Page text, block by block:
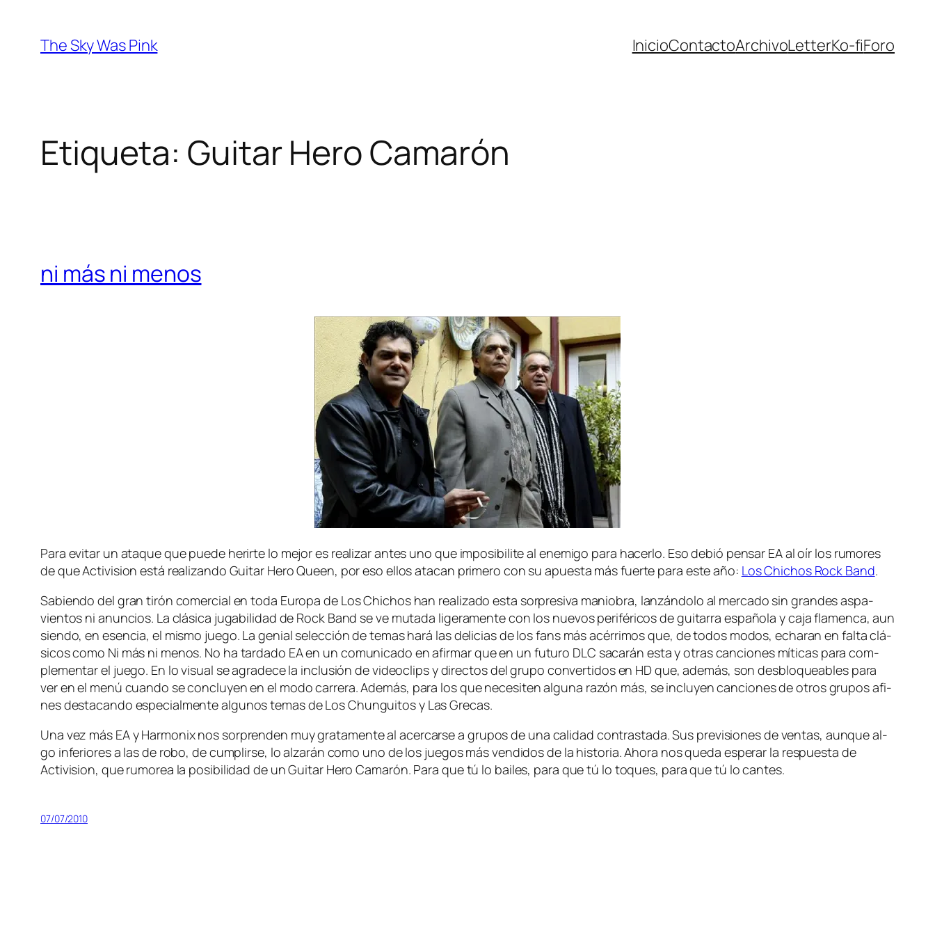
contenido
The Sky Was Pink InicioContactoArchivoLetterKo-fiForo
Etiqueta: Guitar Hero Camarón
ni más ni menos
Para evi­tar un ata­que que pue­de he­rir­te lo me­jor es rea­li­zar an­tes uno que im­po­si­bi­li­te al enemi­go pa­ra ha­cer­lo. Eso de­bió pen­sar EA al oír los ru­mo­res
de que Activision es­tá rea­li­zan­do Guitar Hero Queen, por eso ellos ata­can pri­me­ro con su apues­ta más fuer­te pa­ra es­te año: Los Chichos Rock Band.
Sabiendo del gran ti­rón co­mer­cial en to­da Europa de Los Chichos han rea­li­za­do es­ta sor­pre­si­va ma­nio­bra, lan­zán­do­lo al mer­ca­do sin gran­des as­pa­
vien­tos ni anun­cios. La clá­si­ca ju­ga­bi­li­dad de Rock Band se ve mu­ta­da li­ge­ra­men­te con los nue­vos pe­ri­fé­ri­cos de gui­ta­rra es­pa­ño­la y ca­ja fla­men­ca, aun
sien­do, en esen­cia, el mis­mo jue­go. La ge­nial se­lec­ción de te­mas ha­rá las de­li­cias de los fans más acé­rri­mos que, de to­dos mo­dos, echa­ran en fal­ta clá­
si­cos co­mo Ni más ni me­nos. No ha tar­da­do EA en un co­mu­ni­ca­do en afir­mar que en un fu­tu­ro DLC sa­ca­rán es­ta y otras can­cio­nes mí­ti­cas pa­ra com­
ple­men­tar el jue­go. En lo vi­sual se agra­de­ce la in­clu­sión de vi­deo­clips y di­rec­tos del gru­po con­ver­ti­dos en HD que, ade­más, son des­blo­quea­bles pa­ra
ver en el me­nú cuan­do se con­clu­yen en el mo­do ca­rre­ra. Además, pa­ra los que ne­ce­si­ten al­gu­na ra­zón más, se in­clu­yen can­cio­nes de otros gru­pos afi­
nes des­ta­can­do es­pe­cial­men­te al­gu­nos te­mas de Los Chunguitos y Las Grecas.
Una vez más EA y Harmonix nos sor­pren­den muy gra­ta­men­te al acer­car­se a gru­pos de una ca­li­dad con­tras­ta­da. Sus pre­vi­sio­nes de ven­tas, aun­que al­
go in­fe­rio­res a las de ro­bo, de cum­plir­se, lo al­za­rán co­mo uno de los jue­gos más ven­di­dos de la his­to­ria. Ahora nos que­da es­pe­rar la res­pues­ta de
Activision, que ru­mo­rea la po­si­bi­li­dad de un Guitar Hero Camarón. Para que tú lo bai­les, pa­ra que tú lo to­ques, pa­ra que tú lo cantes.
07/07/2010